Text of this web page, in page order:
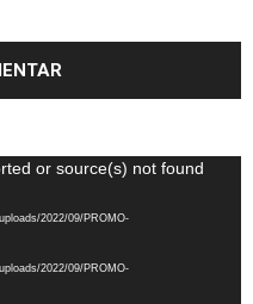
or source(s) not found
2022/09/PROMO-
2022/09/PROMO-